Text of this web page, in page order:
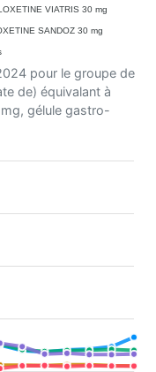
VIATRIS 30 mg
SANDOZ 30 mg
pour le groupe de
de) équivalant à
gélule gastro-